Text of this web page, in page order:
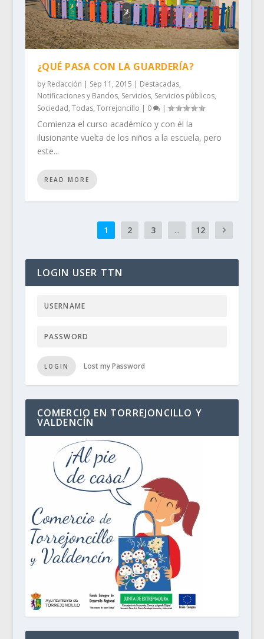
¿QUÉ PASA CON LA GUARDERÍA?
by Redacción | Sep 11, 2015 | Destacadas,
Notificaciones y Bandos, Servicios, Servicios públicos,
Sociedad, Todas, Torrejoncillo | 0 |
Comienza el curso académico y con él la
ilusionante vuelta de los niños a la escuela, pero
este...
READ MORE
1 2 3 ... 12
LOGIN USER TTN
LOGIN Lost my Password
COMERCIO EN TORREJONCILLO Y
VALDENCÍN